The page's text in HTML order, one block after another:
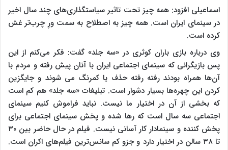
اسماعیلی افزود: همه چیز تحت تاثیر سیاستگذاری‌های چند سال اخیر
در سینمای ایران است. همه چیز به اصطلاح به سمت ورِ چرب‌تر غش
کرده است.
وی درباره بازی باران کوثری در «سه جلد» گفت: فکر می‌کنم از این
پس بازیگرانی که سینمای اجتماعی ایران با آنان پیش رفته و مردم با
آن‌ها همراه بودند رفته رفته حذف یا کمرنگ می شوند و جایگزین
کردن این چهره‌ها بسیار دشوار است. تبلیغات «سه جلد» هم کم است
که بخشی از آن در اختیار ما نیست. نباید فراموش کنیم سینمای
اجتماعی سه سال است که رها شده و پخش سینمای اجتماعی برای
پخش کننده و سینمادار کار آسانی نیست. فیلم در حال حاضر بین ۳۰
تا ۳۸ سالن در اختیار دارد و جزو کم سانس‌ترین فیلم‌های اکران است.